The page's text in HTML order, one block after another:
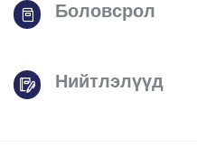
Боловсрол
Нийтлэлүүд